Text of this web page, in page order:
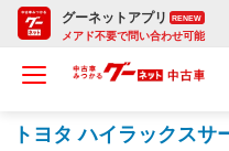
グーネットアプリ RENEW
メアド不要で問い合わせ可能
トヨタ ハイラックスサ